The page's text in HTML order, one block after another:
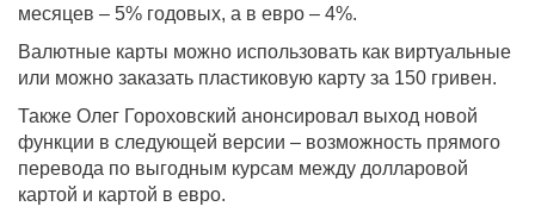
месяцев – 5% годовых, а в евро – 4%.
Валютные карты можно использовать как виртуальные
или можно заказать пластиковую карту за 150 гривен.
Также Олег Гороховский анонсировал выход новой
функции в следующей версии – возможность прямого
перевода по выгодным курсам между долларовой
картой и картой в евро.